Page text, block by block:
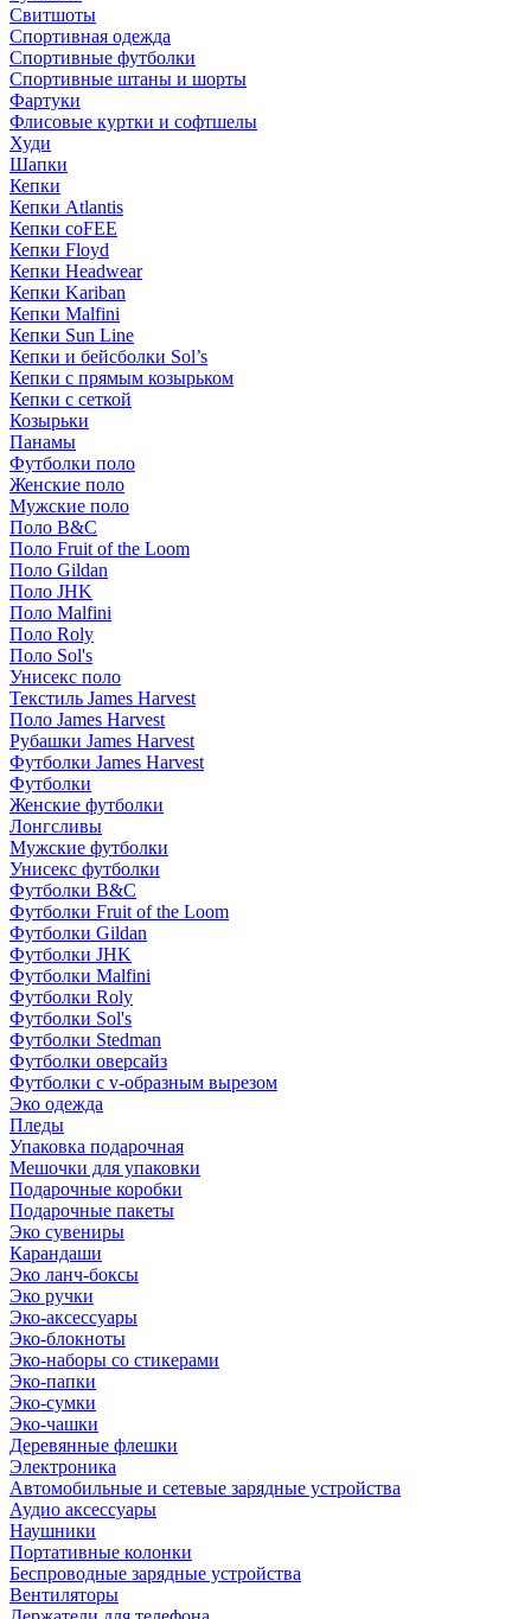
Свитшоты
Спортивная одежда
Спортивные футболки
Спортивные штаны и шорты
Фартуки
Флисовые куртки и софтшелы
Худи
Шапки
Кепки
Кепки Atlantis
Кепки coFEE
Кепки Floyd
Кепки Headwear
Кепки Kariban
Кепки Malfini
Кепки Sun Line
Кепки и бейсболки Sol’s
Кепки с прямым козырьком
Кепки с сеткой
Козырьки
Панамы
Футболки поло
Женские поло
Мужские поло
Поло B&C
Поло Fruit of the Loom
Поло Gildan
Поло JHK
Поло Malfini
Поло Roly
Поло Sol's
Унисекс поло
Текстиль James Harvest
Поло James Harvest
Рубашки James Harvest
Футболки James Harvest
Футболки
Женские футболки
Лонгсливы
Мужские футболки
Унисекс футболки
Футболки B&C
Футболки Fruit of the Loom
Футболки Gildan
Футболки JHK
Футболки Malfini
Футболки Roly
Футболки Sol's
Футболки Stedman
Футболки оверсайз
Футболки с v-образным вырезом
Эко одежда
Пледы
Упаковка подарочная
Мешочки для упаковки
Подарочные коробки
Подарочные пакеты
Эко сувениры
Карандаши
Эко ланч-боксы
Эко ручки
Эко-аксессуары
Эко-блокноты
Эко-наборы со стикерами
Эко-папки
Эко-сумки
Эко-чашки
Деревянные флешки
Электроника
Автомобильные и сетевые зарядные устройства
Аудио аксессуары
Наушники
Портативные колонки
Беспроводные зарядные устройства
Вентиляторы